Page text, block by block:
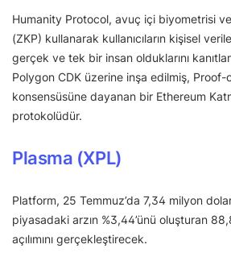
Humanity Protocol, avuç içi biyometrisi ve
(ZKP) kullanarak kullanıcıların kişisel
gerçek ve tek bir insan olduklarını
Polygon CDK üzerine inşa edilmiş,
konsensüsüne dayanan bir Ethereum
protokolüdür.
Plasma (XPL)
Platform, 25 Temmuz’da 7,34 milyon
piyasadaki arzın %3,44’ünü oluşturan
açılımını gerçekleştirecek.